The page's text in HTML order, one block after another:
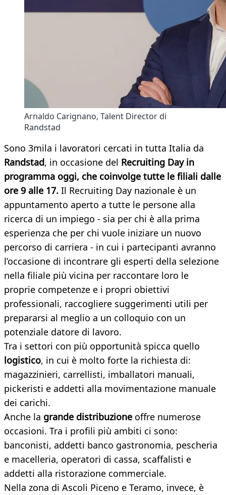
Arnaldo Carignano, Talent Director di
Randstad
Sono 3mila i lavoratori cercati in tutta Italia da
Randstad, in occasione del Recruiting Day in
programma oggi, che coinvolge tutte le filiali dalle
ore 9 alle 17. Il Recruiting Day nazionale è un
appuntamento aperto a tutte le persone alla
ricerca di un impiego - sia per chi è alla prima
esperienza che per chi vuole iniziare un nuovo
percorso di carriera - in cui i partecipanti avranno
l’occasione di incontrare gli esperti della selezione
nella filiale più vicina per raccontare loro le
proprie competenze e i propri obiettivi
professionali, raccogliere suggerimenti utili per
prepararsi al meglio a un colloquio con un
potenziale datore di lavoro.
Tra i settori con più opportunità spicca quello
logistico, in cui è molto forte la richiesta di:
magazzinieri, carrellisti, imballatori manuali,
pickeristi e addetti alla movimentazione manuale
dei carichi.
Anche la grande distribuzione offre numerose
occasioni. Tra i profili più ambiti ci sono:
banconisti, addetti banco gastronomia, pescheria
e macelleria, operatori di cassa, scaffalisti e
addetti alla ristorazione commerciale.
Nella zona di Ascoli Piceno e Teramo, invece, è